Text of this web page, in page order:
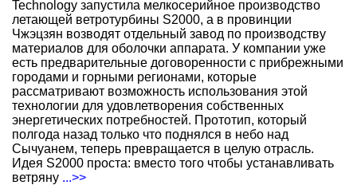
Technology запустила мелкосерийное производство
летающей ветротурбины S2000, а в провинции
Чжэцзян возводят отдельный завод по производству
материалов для оболочки аппарата. У компании уже
есть предварительные договоренности с прибрежными
городами и горными регионами, которые
рассматривают возможность использования этой
технологии для удовлетворения собственных
энергетических потребностей. Прототип, который
полгода назад только что поднялся в небо над
Сычуанем, теперь превращается в целую отрасль.
Идея S2000 проста: вместо того чтобы устанавливать
ветряну ...>>